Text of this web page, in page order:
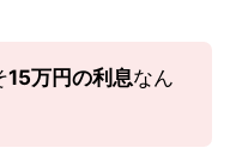
15万円の利息なん